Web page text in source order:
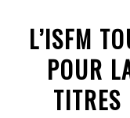
L’ISFM
POUR